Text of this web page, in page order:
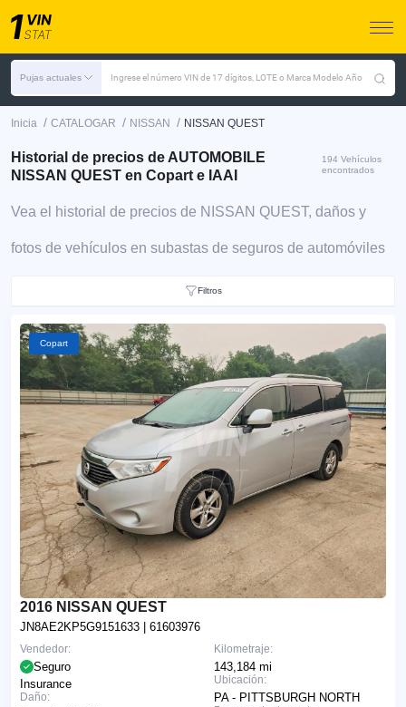
Pujas actuales Ingrese el número VIN de 17 dígitos, LOTE o Marca Modelo Año
Inicia / CATALOGAR / NISSAN / NISSAN QUEST
Historial de precios de AUTOMOBILE
NISSAN QUEST en Copart e IAAI
194 Vehículos
encontrados
Vea el historial de precios de NISSAN QUEST, daños y
fotos de vehículos en subastas de seguros de automóviles
Filtros
Copart
2016 NISSAN QUEST
JN8AE2KP5G9151633 | 61603976
Kilometraje:
143,184 mi
Ubicación:
PA - PITTSBURGH NORTH
Vendedor:
Seguro
Insurance
Daño: